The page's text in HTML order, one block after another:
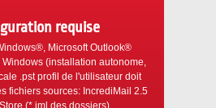
requise
Microsoft Outlook®
Windows (installation autonome,
.pstprofil de l'utilisateur doit
fichiers sources: IncrediMail 2.5
(*.iml des dossiers).